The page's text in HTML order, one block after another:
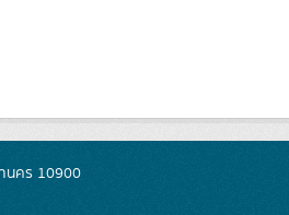
นคร 10900